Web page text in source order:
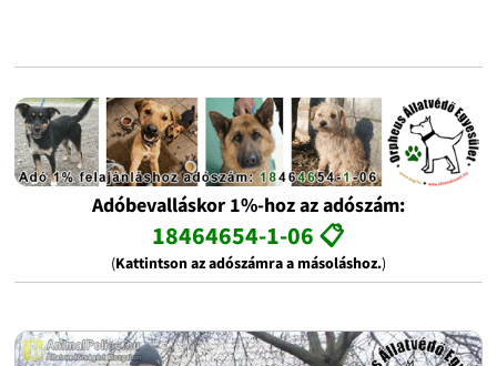
Adóbevalláskor 1%-hoz az adószám:
18464654-1-06 📋
(Kattintson az adószámra a másoláshoz.)